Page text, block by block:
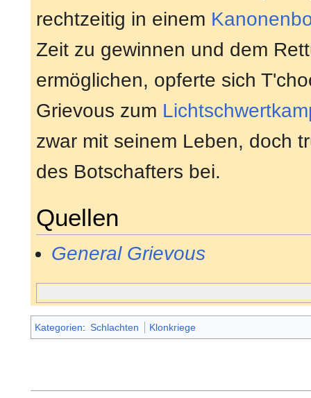
rechtzeitig in einem
Zeit zu gewinnen und dem
ermöglichen, opferte sich
Grievous zum
zwar mit seinem Leben, doch
des Botschafters bei.
Quellen
General Grievous
Kategorien: Schlachten Klonkriege